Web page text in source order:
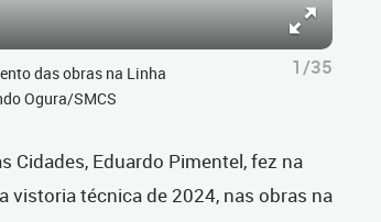
das obras na Linha
Ogura/SMCS
1/35
Cidades, Eduardo Pimentel, fez na
vistoria técnica de 2024, nas obras na